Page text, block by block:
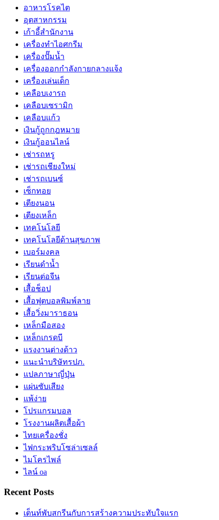
อาหารโรคไต
อุตสาหกรรม
เก้าอี้สำนักงาน
เครื่องทำไอศกรีม
เครื่องปั๊มน้ำ
เครื่องออกกำลังกายกลางแจ้ง
เครื่องเล่นเด็ก
เคลือบเงารถ
เคลือบเซรามิก
เคลือบแก้ว
เงินกู้ถูกกฎหมาย
เงินกู้ออนไลน์
เช่ารถหรู
เช่ารถเชียงใหม่
เช่ารถเบนซ์
เซ็กทอย
เตียงนอน
เตียงเหล็ก
เทคโนโลยี
เทคโนโลยีด้านสุขภาพ
เบอร์มงคล
เรียนดำน้ำ
เรียนต่อจีน
เสื้อช็อป
เสื้อฟุตบอลพิมพ์ลาย
เสื้อวิ่งมาราธอน
เหล็กมือสอง
เหล็กเกรดบี
เเรงงานต่างด้าว
แนะนำบริษัทรปภ.
แปลภาษาญี่ปุ่น
แผ่นซับเสียง
แพ้ง่าย
โปรแกรมบอล
โรงงานผลิตเสื้อผ้า
ไทยเครื่องชั่ง
ไฟกระพริบโซล่าเซลล์
ไมโครไพล์
ไลน์ oa
Recent Posts
เต็นท์พับสกรีนกับการสร้างความประทับใจแรก